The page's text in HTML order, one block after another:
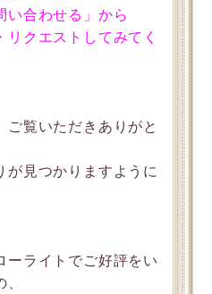
い合わせる」から
クエストしてみてく
ご覧いただきありがと
が見つかりますように
ーライトでご好評をい